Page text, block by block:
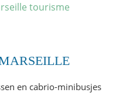
tourisme
en cabrio-minibusjes